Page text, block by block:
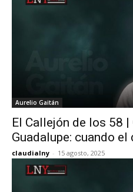
Aurelio Gaitán
El Callejón de los 58 |
Guadalupe: cuando
claudialny - 15 agosto, 2025